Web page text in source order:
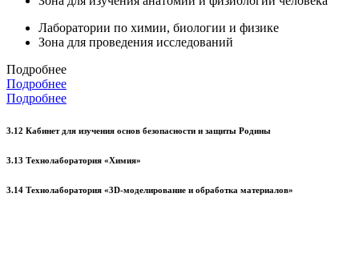
Лаборатории по химии, биологии и физике
Зона для проведения исследований
Подробнее
Подробнее
Подробнее
3.12 Кабинет для изучения основ безопасности и защиты Родины
3.13 Технолаборатория «Химия»
3.14 Технолаборатория «3D-моделирование и обработка материалов»